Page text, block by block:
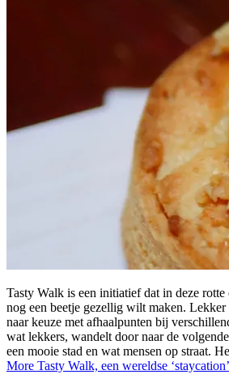
Tasty Walk is een initiatief dat in deze
nog een beetje gezellig wilt maken. Lekker
naar keuze met afhaalpunten bij
wat lekkers, wandelt door naar de
een mooie stad en wat mensen op straat.
More Tasty Walk, een wereldse